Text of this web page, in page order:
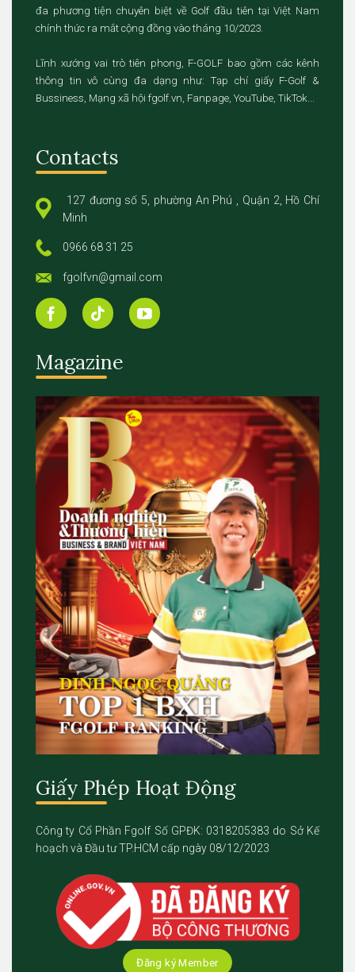
đa phương tiện chuyên biệt về Golf đầu tiên tại Việt Nam
chính thức ra mắt cộng đồng vào tháng 10/2023.
Lĩnh xướng vai trò tiên phong, F-GOLF bao gồm các kênh
thông tin vô cùng đa dạng như: Tạp chí giấy F-Golf &
Bussiness, Mạng xã hội fgolf.vn, Fanpage, YouTube, TikTok...
Contacts
127 đương số 5, phường An Phú , Quận 2, Hồ Chí
Minh
0966 68 31 25
fgolfvn@gmail.com
Magazine
Giấy Phép Hoạt Động
Công ty Cổ Phần Fgolf Số GPĐK: 0318205383 do Sở Kế
hoạch và Đầu tư TP.HCM cấp ngày 08/12/2023
Đăng ký Member